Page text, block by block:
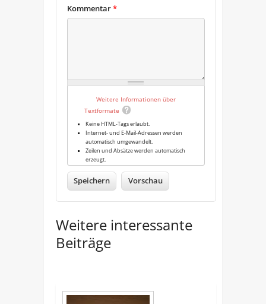
Kommentar*
Weitere Informationen über
Textformate
Keine HTML-Tags erlaubt.
Internet- und E-Mail-Adressen werden
automatisch umgewandelt.
Zeilen und Absätze werden automatisch
erzeugt.
Weitere interessante
Beiträge